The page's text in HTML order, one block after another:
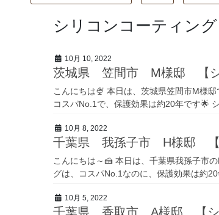
シリコンコーティング
10月 10, 2022
茨城県 笠間市 M様邸 【シ
こんにちは🍨 本日は、茨城県笠間市M様
コスパNo.1で、保護効果は約20年です🌟
10月 8, 2022
千葉県 我孫子市 H様邸 【
こんにちは～🍰 本日は、千葉県我孫子市
グは、コスパNo.1なのに、保護効果は約
10月 5, 2022
千葉県 香取市 A様邸 【シ